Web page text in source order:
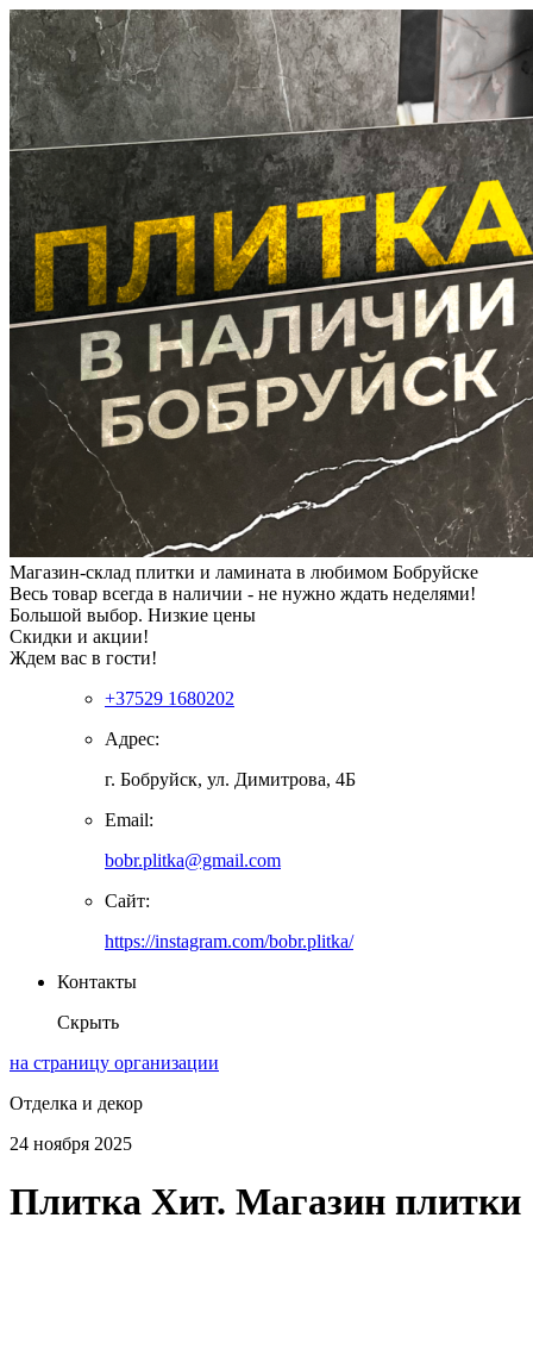
Магазин-склад плитки и ламината в любимом Бобруйске
Весь товар всегда в наличии - не нужно ждать неделями!
Большой выбор. Низкие цены
Скидки и акции!
Ждем вас в гости!
+37529 1680202
Адрес:
г. Бобруйск, ул. Димитрова, 4Б
Email:
bobr.plitka@gmail.com
Сайт:
https://instagram.com/bobr.plitka/
Контакты
Скрыть
на страницу организации
Отделка и декор
24 ноября 2025
Плитка Хит. Магазин плитки